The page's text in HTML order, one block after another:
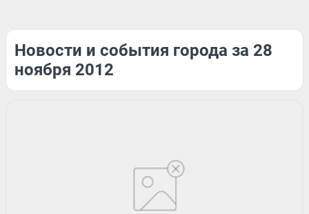
Новости и события города за 28
ноября 2012